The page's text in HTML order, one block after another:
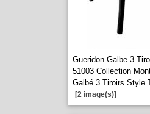
Gueridon Galbe 3
51003 Collection
Galbé 3 Tiroirs Style
[2 image(s)]